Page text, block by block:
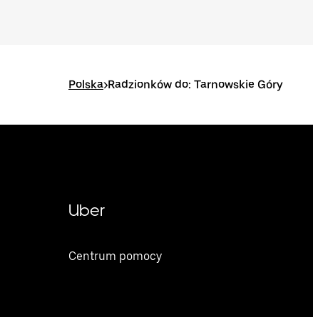
Polska>Radzionków do: Tarnowskie Góry
Uber
Centrum pomocy